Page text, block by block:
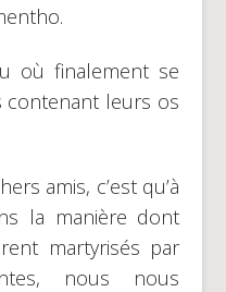
où finalement se
leurs os
amis, c’est qu’à
la manière dont
martyrisés par
nous nous